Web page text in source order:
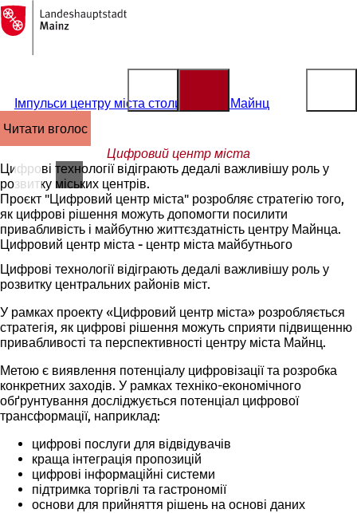
Перейти до змісту
На
головну
сторінку
Імпульси центру міста столиці землі Майнц
читати вголос
Цифровий центр міста
Цифрові технології відіграють дедалі важливішу роль у
розвитку міських центрів.
Проєкт "Цифровий центр міста" розробляє стратегію того,
як цифрові рішення можуть допомогти посилити
привабливість і майбутню життєздатність центру Майнца.
Цифровий центр міста - центр міста майбутнього
Цифрові технології відіграють дедалі важливішу роль у
розвитку центральних районів міст.
У рамках проекту «Цифровий центр міста» розробляється
стратегія, як цифрові рішення можуть сприяти підвищенню
привабливості та перспективності центру міста Майнц.
Метою є виявлення потенціалу цифровізації та розробка
конкретних заходів. У рамках техніко-економічного
обґрунтування досліджується потенціал цифрової
трансформації, наприклад:
цифрові послуги для відвідувачів
краща інтеграція пропозицій
цифрові інформаційні системи
підтримка торгівлі та гастрономії
основи для прийняття рішень на основі даних